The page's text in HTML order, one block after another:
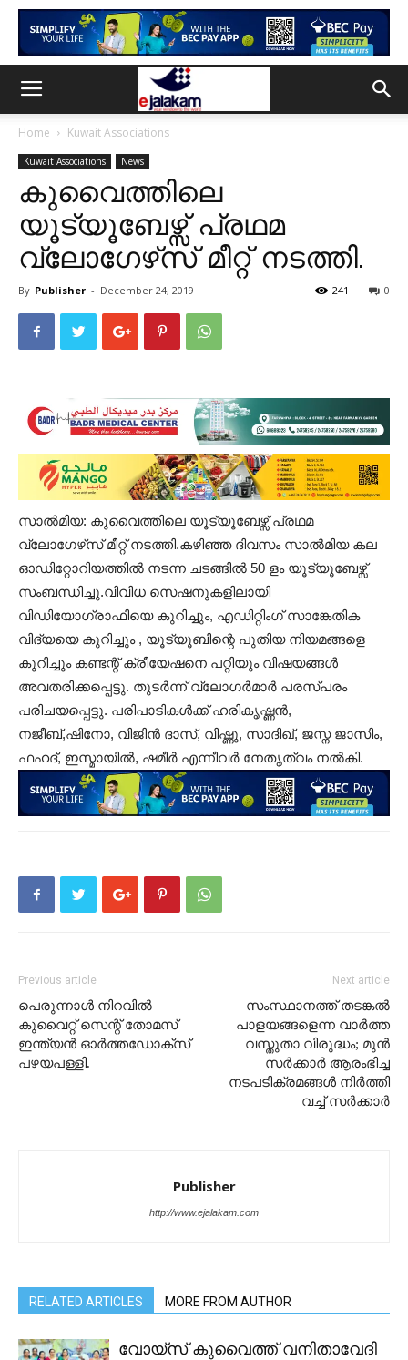
Home Kuwait Associations
Kuwait Associations News
കുവൈത്തിലെ
യൂട്യൂബേഴ്സ് പ്രഥമ
വ്ലോഗേഴ്‌സ് മീറ്റ് നടത്തി.
By Publisher - December 24, 2019 0
241
സാൽമിയ: കുവൈത്തിലെ യൂട്യൂബേഴ്സ് പ്രഥമ
വ്ലോഗേഴ്‌സ് മീറ്റ് നടത്തി.കഴിഞ്ഞ ദിവസം സാൽമിയ കല
ഓഡിറ്റോറിയത്തിൽ നടന്ന ചടങ്ങിൽ 50 ളം യൂട്യൂബേഴ്സ്
സംബന്ധിച്ചു.വിവിധ സെഷനുകളിലായി
വിഡിയോഗ്രാഫിയെ കുറിച്ചും, എഡിറ്റിംഗ് സാങ്കേതിക
വിദ്യയെ കുറിച്ചും , യൂട്യൂബിന്റെ പുതിയ നിയമങ്ങളെ
കുറിച്ചും കണ്ടന്റ് ക്രീയേഷനെ പറ്റിയും വിഷയങ്ങൾ
അവതരിക്കപ്പെട്ടു. തുടർന്ന് വ്ലോഗർമാർ പരസ്പരം
പരിചയപ്പെട്ടു. പരിപാടികൾക്ക് ഹരികൃഷ്ണൻ,
നജീബ്,ഷിനോ, വിജിൻ ദാസ്, വിഷ്ണു, സാദിഖ്, ജസ്ന ജാസിം,
ഫഹദ്, ഇസ്മായിൽ, ഷമീർ എന്നീവർ നേതൃത്വം നൽകി.
Previous article
പെരുന്നാൾ നിറവിൽ
കുവൈറ്റ് സെന്റ് തോമസ്
ഇന്ത്യൻ ഓർത്തഡോക്സ്
പഴയപള്ളി.
Next article
സംസ്ഥാനത്ത് തടങ്കൽ
പാളയങ്ങളെന്ന വാർത്ത
വസ്തുതാ വിരുദ്ധം; മുൻ
സർക്കാർ ആരംഭിച്ച
നടപടിക്രമങ്ങൾ നിർത്തി
വച്ച് സർക്കാർ
Publisher
http://www.ejalakam.com
RELATED ARTICLES MORE FROM AUTHOR
വോയ്സ് കുവൈത്ത് വനിതാവേദി